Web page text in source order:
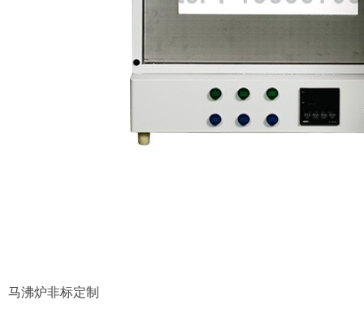
马沸炉非标定制